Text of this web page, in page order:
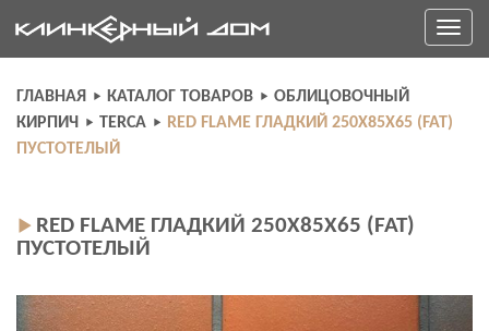
to
content
Toggle
ГЛАВНАЯ КАТАЛОГ ТОВАРОВ
ОБЛИЦОВОЧНЫЙ
КИРПИЧ
TERCA
RED FLAME ГЛАДКИЙ 250X85X65 (FAT)
ПУСТОТЕЛЫЙ
RED FLAME ГЛАДКИЙ 250X85X65 (FAT)
ПУСТОТЕЛЫЙ